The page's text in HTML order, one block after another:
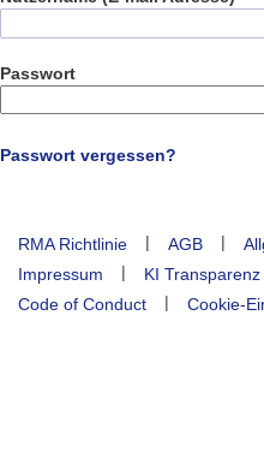
Passwort
Passwort vergessen?
RMA Richtlinie | AGB |
Impressum
| KI Transparenz
Code of Conduct
| Cookie-